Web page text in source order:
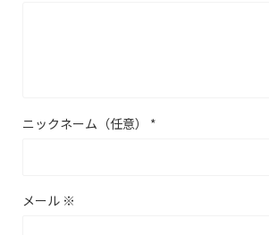
ニックネーム（任意） *
メール ※